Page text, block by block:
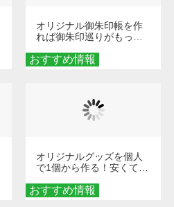
おすすめ情報
オリジナル御朱印帳を作
れば御朱印巡りがもっと
ダーメイドする魅力と選
び方
おすすめ情報
オリジナルグッズを個人
で1個から作る！安くて簡
秘訣